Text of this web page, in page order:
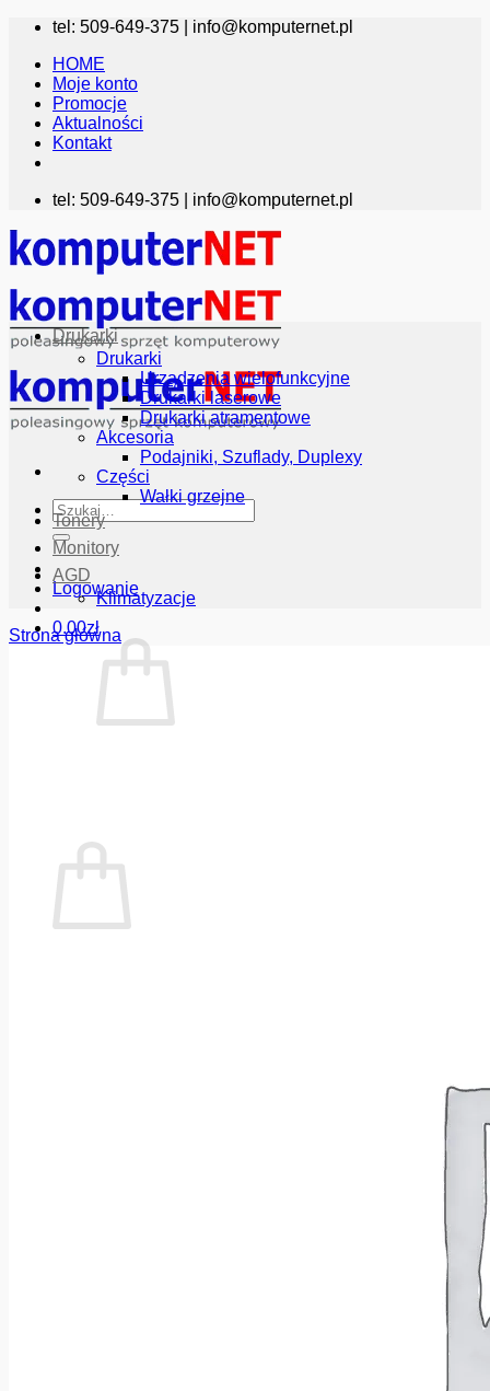
Przewiń
zawartości
tel: 509-649-375 | info@komputernet.pl
HOME
Moje konto
Promocje
Aktualności
Kontakt
tel: 509-649-375 | info@komputernet.pl
Szukaj:
Logowanie
0.00zł
Drukarki
Drukarki
Urządzenia wielofunkcyjne
Drukarki laserowe
Drukarki atramentowe
Akcesoria
Podajniki, Szuflady, Duplexy
Części
Wałki grzejne
Tonery
Monitory
AGD
Klimatyzacje
Strona główna